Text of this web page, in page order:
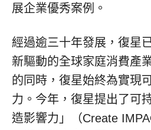
展企業優秀案例。
經過逾三十年發展，復星
新驅動的全球家庭消費產
的同時，復星始終為實現
力。今年，復星提出了可
造影響力」（Create